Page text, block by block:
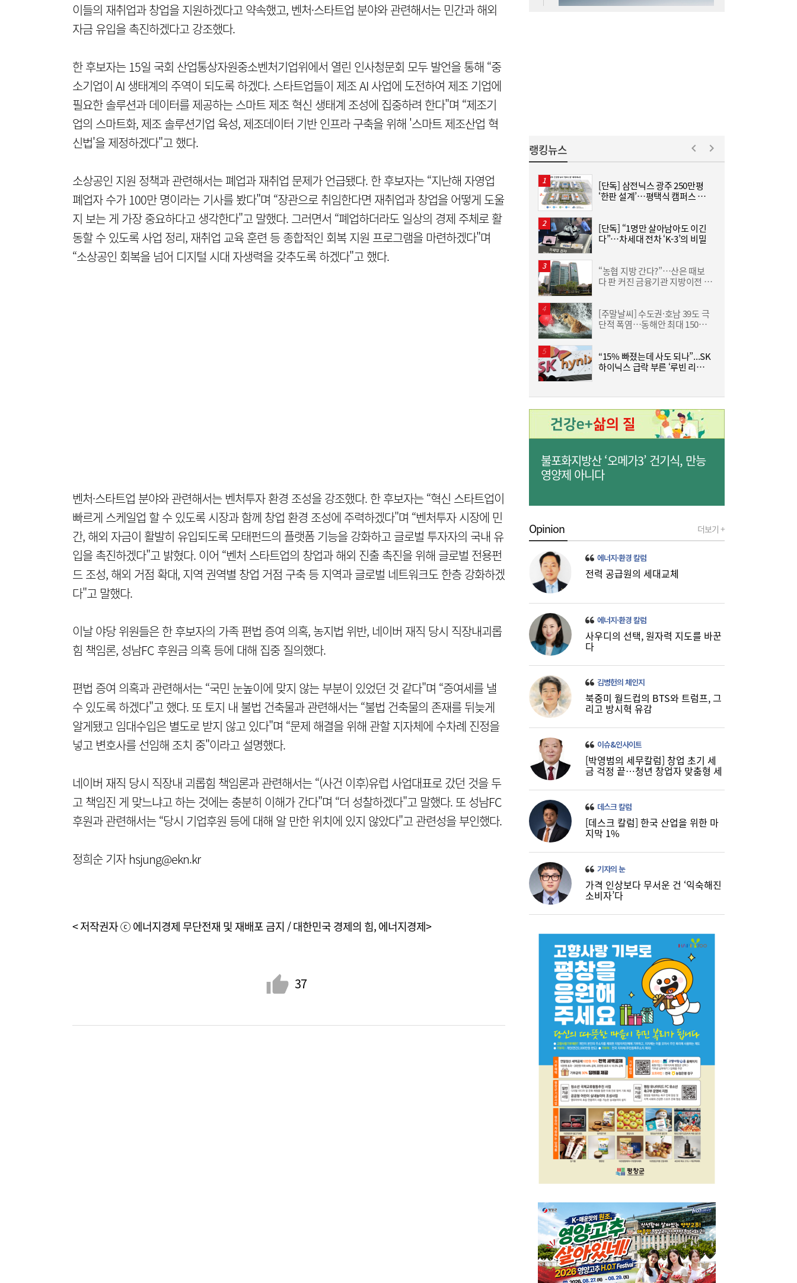
이들의 재취업과 창업을 지원하겠다고 약속했고, 벤처·스타트업 분야와 관련해서는 민간과 해외
자금 유입을 촉진하겠다고 강조했다.
한 후보자는 15일 국회 산업통상자원중소벤처기업위에서 열린 인사청문회 모두 발언을 통해 “중
소기업이 AI 생태계의 주역이 되도록 하겠다. 스타트업들이 제조 AI 사업에 도전하여 제조 기업에
필요한 솔루션과 데이터를 제공하는 스마트 제조 혁신 생태계 조성에 집중하려 한다"며 “제조기
업의 스마트화, 제조 솔루션기업 육성, 제조데이터 기반 인프라 구축을 위해 '스마트 제조산업 혁
신법'을 제정하겠다"고 했다.
소상공인 지원 정책과 관련해서는 폐업과 재취업 문제가 언급됐다. 한 후보자는 “지난해 자영업
폐업자 수가 100만 명이라는 기사를 봤다"며 “장관으로 취임한다면 재취업과 창업을 어떻게 도울
지 보는 게 가장 중요하다고 생각한다"고 말했다. 그러면서 “폐업하더라도 일상의 경제 주체로 활
동할 수 있도록 사업 정리, 재취업 교육 훈련 등 종합적인 회복 지원 프로그램을 마련하겠다"며
“소상공인 회복을 넘어 디지털 시대 자생력을 갖추도록 하겠다"고 했다.
벤처·스타트업 분야와 관련해서는 벤처투자 환경 조성을 강조했다. 한 후보자는 “혁신 스타트업이
빠르게 스케일업 할 수 있도록 시장과 함께 창업 환경 조성에 주력하겠다"며 “벤처투자 시장에 민
간, 해외 자금이 활발히 유입되도록 모태펀드의 플랫폼 기능을 강화하고 글로벌 투자자의 국내 유
입을 촉진하겠다"고 밝혔다. 이어 “벤처 스타트업의 창업과 해외 진출 촉진을 위해 글로벌 전용펀
드 조성, 해외 거점 확대, 지역 권역별 창업 거점 구축 등 지역과 글로벌 네트워크도 한층 강화하겠
다"고 말했다.
이날 야당 위원들은 한 후보자의 가족 편법 증여 의혹, 농지법 위반, 네이버 재직 당시 직장내괴롭
힘 책임론, 성남FC 후원금 의혹 등에 대해 집중 질의했다.
편법 증여 의혹과 관련해서는 “국민 눈높이에 맞지 않는 부분이 있었던 것 같다"며 “증여세를 낼
수 있도록 하겠다"고 했다. 또 토지 내 불법 건축물과 관련해서는 “불법 건축물의 존재를 뒤늦게
알게됐고 임대수입은 별도로 받지 않고 있다"며 “문제 해결을 위해 관할 지자체에 수차례 진정을
넣고 변호사를 선임해 조치 중"이라고 설명했다.
네이버 재직 당시 직장내 괴롭힘 책임론과 관련해서는 “(사건 이후)유럽 사업대표로 갔던 것을 두
고 책임진 게 맞느냐고 하는 것에는 충분히 이해가 간다"며 “더 성찰하겠다"고 말했다. 또 성남FC
후원과 관련해서는 “당시 기업후원 등에 대해 알 만한 위치에 있지 않았다"고 관련성을 부인했다.
정희순 기자 hsjung@ekn.kr
< 저작권자 ⓒ 에너지경제 무단전재 및 재배포 금지 / 대한민국 경제의 힘, 에너지경제>
37
19:32
사상 최대 실적 이어가는 SK하이닉스…분기
배당 375원
19:26
통신 3사, AIDC로 실적 개선…남은 과제는
‘수익성’
19:24
금호석화, 2분기 영업익 5배 급증…3분기 수
익성은 ‘글쎄’
19:20
‘적자 전환’
랭킹뉴스
[단독] 삼전닉스 광주 250만평
‘한판 설계’…평택식 캠퍼스 들
[단독] “1명만 살아남아도 이긴
다”…차세대 전차 ‘K-3’의 비밀
“농협 지방 간다?”…산은 때보
다 판 커진 금융기관 지방이전 논
[주말날씨] 수도권·호남 39도 극
단적 폭염…동해안 최대 150㎜
“15% 빠졌는데 사도 되나”...SK
하이닉스 급락 부른 ‘루빈 리스
불포화지방산 ‘오메가3’ 건기식, 만능
영양제 아니다
Opinion 더보기 +
에너지·환경 칼럼
전력 공급원의 세대교체
에너지·환경 칼럼
사우디의 선택, 원자력 지도를 바꾼
다
김병헌의 체인지
북중미 월드컵의 BTS와 트럼프, 그
리고 방시혁 유감
이슈&인사이트
[박영범의 세무칼럼] 창업 초기 세
금 걱정 끝…청년 창업자 맞춤형 세
데스크 칼럼
[데스크 칼럼] 한국 산업을 위한 마
지막 1%
기자의 눈
가격 인상보다 무서운 건 ‘익숙해진
소비자’다